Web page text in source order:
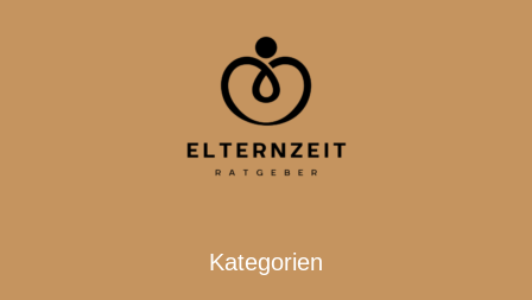
Kategorien